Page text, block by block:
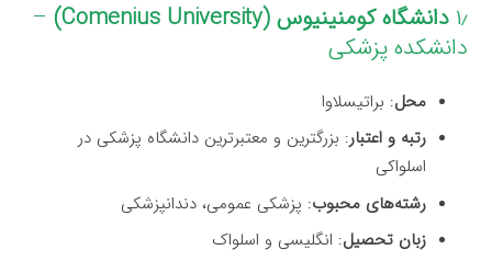
۱٫ دانشگاه کومنینیوس (Comenius University)
–
دانشکده پزشکی
محل: براتیسلاوا
رتبه و اعتبار: بزرگترین و معتبرترین دانشگاه پزشکی در
اسلواکی
رشته‌های محبوب: پزشکی عمومی، دندانپزشکی
زبان تحصیل: انگلیسی و اسلواک